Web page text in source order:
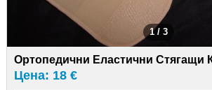
1 / 3
Ортопедични Еластични Стягащи
Цена: 18 €